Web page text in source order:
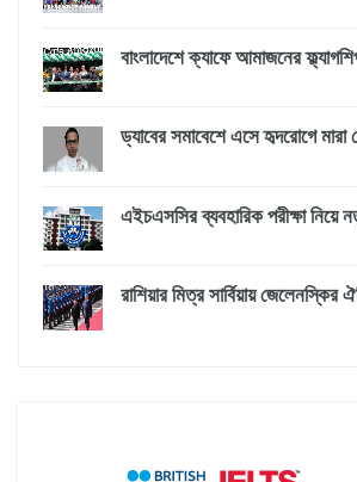
বাংলাদেশে ক্যাফে আমাজনের
ড্যাবের সমাবেশে এসে হৃদরোগে মারা
এইচএসসির ব্যবহারিক পরীক্ষা নিয়ে
রাশিয়ার মিত্র সার্বিয়ায়